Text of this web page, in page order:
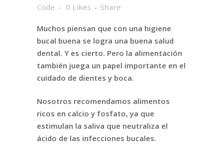
Code
0 Likes Share
Muchos piensan que con una higiene
bucal buena se logra una buena salud
dental. Y es cierto. Pero la alimentación
también juega un papel importante en el
cuidado de dientes y boca.
Nosotros recomendamos alimentos
ricos en calcio y fosfato, ya que
estimulan la saliva que neutraliza el
ácido de las infecciones bucales.